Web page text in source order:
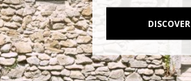
DISCOVER